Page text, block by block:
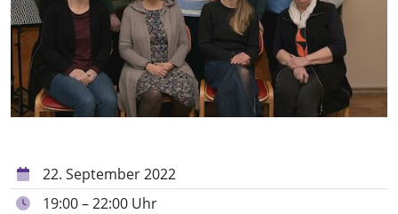
22. September 2022
19:00 – 22:00 Uhr